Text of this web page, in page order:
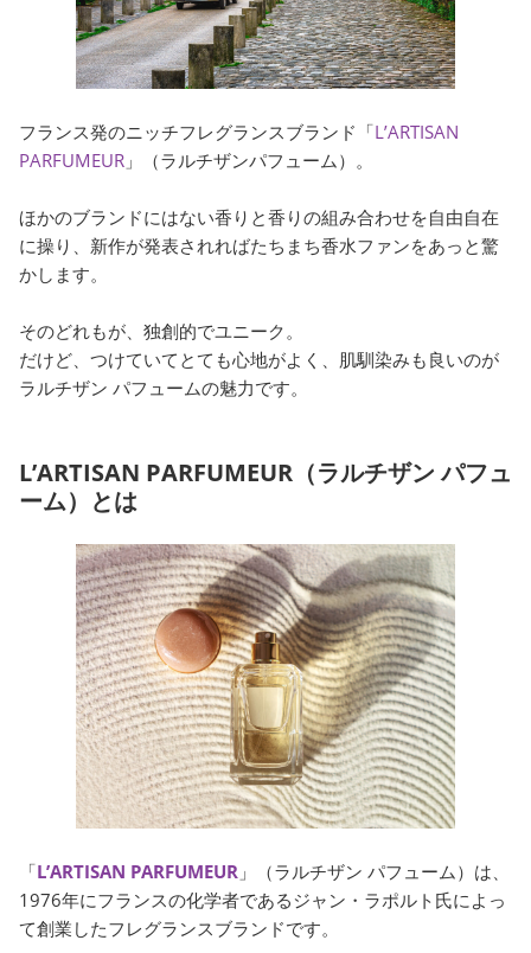
フランス発のニッチフレグランスブランド「L’ARTISAN
PARFUMEUR 」（ラルチザンパフューム）。
ほかのブランドにはない香りと香りの組み合わせを自由自在
に操り、新作が発表されればたちまち香水ファンをあっと驚
かします。
そのどれもが、独創的でユニーク。
だけど、つけていてとても心地がよく、肌馴染みも良いのが
ラルチザン パフュームの魅力です。
L’ARTISAN PARFUMEUR（ラルチザン パフュ
ーム）とは
「L’ARTISAN PARFUMEUR 」（ラルチザン パフューム）は、
1976年にフランスの化学者であるジャン・ラポルト氏によっ
て創業したフレグランスブランドです。